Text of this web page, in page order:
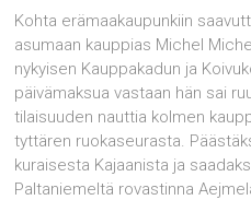
Kohta erämaakaupunkiin
asumaan kauppias Michel
nykyisen Kauppakadun ja
päivämak­sua vastaan hän sai
tilaisuuden nauttia kolmen
tyttären ruokaseurasta.
kuraisesta Ka­jaanista ja
Paltaniemeltä rovastinna